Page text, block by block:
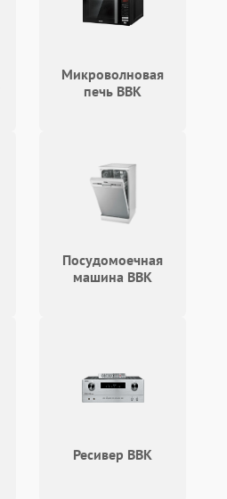
Подробнее →
Подробнее →
Подробнее →
Микроволновая
печь BBK
Посудомоечная
машина BBK
Ресивер BBK